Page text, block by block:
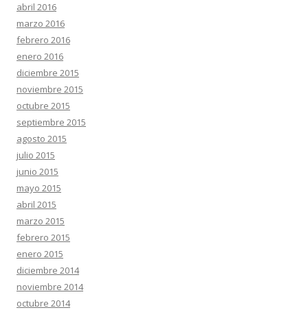
abril 2016
marzo 2016
febrero 2016
enero 2016
diciembre 2015
noviembre 2015
octubre 2015
septiembre 2015
agosto 2015
julio 2015
junio 2015
mayo 2015
abril 2015
marzo 2015
febrero 2015
enero 2015
diciembre 2014
noviembre 2014
octubre 2014